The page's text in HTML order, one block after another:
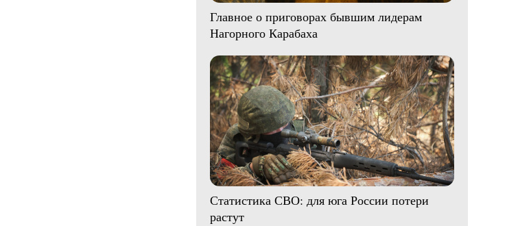
Главное о приговорах бывшим лидерам
Нагорного Карабаха
Статистика СВО: для юга России потери
растут